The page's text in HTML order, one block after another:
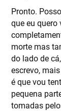
Pronto.
que eu quero
morte mas
do lado de
escrevo,
é que vou
pequena
tomadas